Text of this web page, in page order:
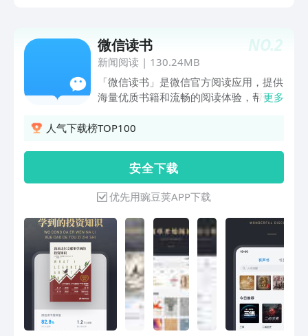
出强中更有强中手的追妻好戏。《慕少的
秘宠傲妻》：被未婚夫和闺蜜联手背叛，
沈微被注射了脑死，残忍的被挖……用天
翼阅读，覆盖微信读书掌阅书旗小说QQ
书，京东当当咪咕豆瓣高分出版书。客服
kefu.gmwh@chinatelecom.cn
NO.2
微信读书
新闻阅读| 130.24MB
「微信读书」是微信官方阅读应用，提供
海量优质书籍和流畅的阅读体验，帮你记
功能，让阅读更轻松。【发现优质好书】
榜单和海量主题书单，帮你快速找到优质
好书。【书中讨论交流】阅读时可浏览其
他读者的观点，参与讨论，分享阅读心
得，和书友碰撞出更多火花。【随时随地
听书】海量正版书籍支持全文朗读，更有
丰富的书籍讲解和有声书，随时随地解放
双眼。【记录阅读数据】记录每日阅读数
据，支持便捷查阅读书历史和笔记，随时
回顾每一步的阅读历程。【提升阅读效
率】AI 让阅读更轻松，你可以通过「AI
导读」快速了解书籍内容，也能「AI 问
书」获得专业的概念解释。更多信息请访
更多
人气下载榜TOP100
安 全 下 载
优先用豌豆荚APP下载